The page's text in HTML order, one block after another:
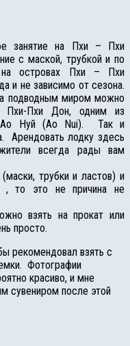
занятие на Пхи – Пхи
с маской, трубкой и по
островах Пхи – Пхи
и не зависимо от сезона.
подводным миром можно
Пхи-Пхи Дон, одним из
Ао Нуй (Ao Nui). Так и
Арендовать лодку здесь
всегда рады вам
трубки и ластов) и
, то это не причина не
взять на прокат или
просто.
рекомендовал взять с
Фотографии
красиво, и мне
сувениром после этой